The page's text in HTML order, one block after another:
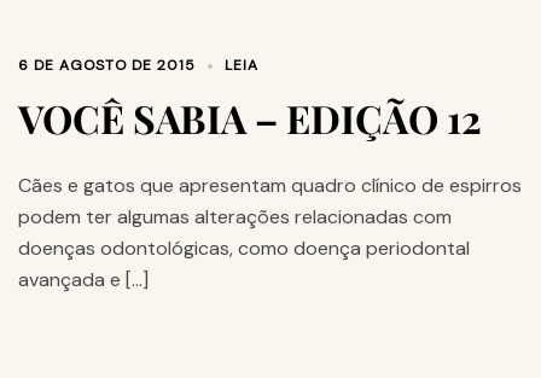
6 DE AGOSTO DE 2015 LEIA
VOCÊ SABIA – EDIÇÃO 12
Cães e gatos que apresentam quadro clínico de espirros
podem ter algumas alterações relacionadas com
doenças odontológicas, como doença periodontal
avançada e […]